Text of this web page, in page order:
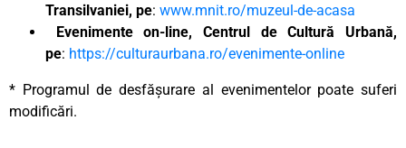
Transilvaniei, pe: www.mnit.ro/muzeul-de-acasa
Evenimente on-line, Centrul de Cultură Urbană,
pe: https://culturaurbana.ro/evenimente-online
* Programul de desfășurare al evenimentelor poate suferi
modificări.